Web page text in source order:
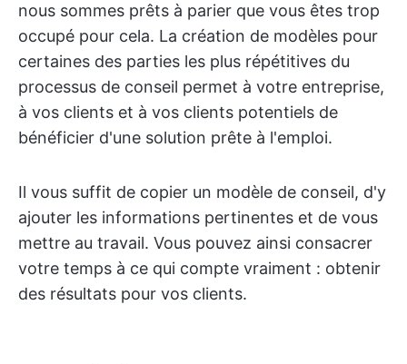
nous sommes prêts à parier que vous êtes trop
occupé pour cela. La création de modèles pour
certaines des parties les plus répétitives du
processus de conseil permet à votre entreprise,
à vos clients et à vos clients potentiels de
bénéficier d'une solution prête à l'emploi.
Il vous suffit de copier un modèle de conseil, d'y
ajouter les informations pertinentes et de vous
mettre au travail. Vous pouvez ainsi consacrer
votre temps à ce qui compte vraiment : obtenir
des résultats pour vos clients.